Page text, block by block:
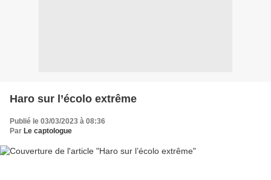
Haro sur l’écolo extrême
Publié le 03/03/2023 à 08:36
Par Le captologue